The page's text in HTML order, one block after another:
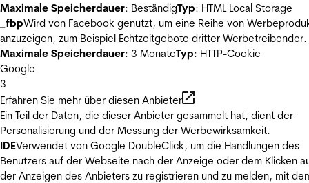
Maximale Speicherdauer: BeständigTyp: HTML Local Storage
_fbpWird von Facebook genutzt, um eine Reihe von
anzuzeigen, zum Beispiel Echtzeitgebote dritter Werbetreibender.
Maximale Speicherdauer: 3 MonateTyp: HTTP-Cookie
Google
3
Erfahren Sie mehr über diesen Anbieter
Ein Teil der Daten, die dieser Anbieter gesammelt hat, dient der
Personalisierung und der Messung der Werbewirksamkeit.
IDEVerwendet von Google DoubleClick, um die Handlungen des
Benutzers auf der Webseite nach der Anzeige oder dem Klicken
der Anzeigen des Anbieters zu registrieren und zu melden, mit